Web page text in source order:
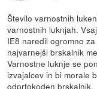
Število varnostnih
varnostnih luknjah.
IE8 naredil ogromno
najvarnejši brskalnik
Varnostne luknje se
izvajalcev in bi morale
odprtokoden brskalnik.